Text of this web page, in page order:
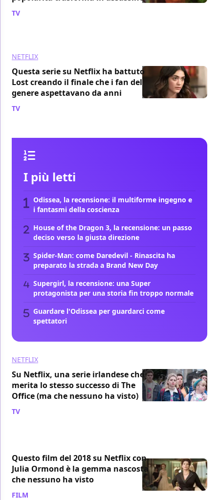
TV
NETFLIX
Questa serie su Netflix ha battuto
Lost creando il finale che i fan del
genere aspettavano da anni
TV
I più letti
Odissea, la recensione: il multiforme ingegno e
i fantasmi della coscienza
House of the Dragon 3, la recensione: un passo
deciso verso la giusta direzione
Spider-Man: come Daredevil - Rinascita ha
preparato la strada a Brand New Day
Supergirl, la recensione: una Super
protagonista per una storia fin troppo normale
Guardare l'Odissea per guardarci come
spettatori
NETFLIX
Su Netflix, una serie irlandese che
merita lo stesso successo di The
Office (ma che nessuno ha visto)
TV
Questo film del 2018 su Netflix con
Julia Ormond è la gemma nascosta
che nessuno ha visto
FILM